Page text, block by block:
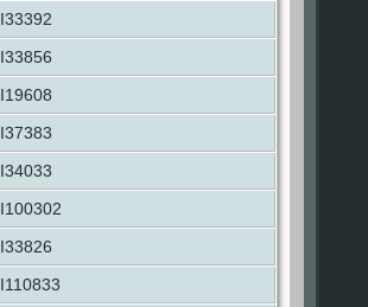
I33392
I33856
I19608
I37383
I34033
I100302
I33826
I110833